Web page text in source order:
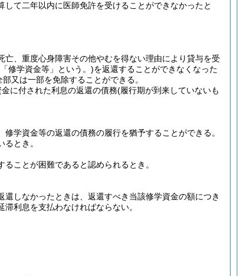
て二年以内に医師免許を受けることができなかったと
亡、重度心身障害その他やむを得ない理由により貸与を受
修学資金等」という。)を返還することができなくなった
部又は一部を免除することができる。
に付された利息の返還の債務(履行期が到来していないも
学資金等の返還の債務の履行を猶予することができる。
とき。
ことが困難であると認められるとき。
しなかったときは、返還すべき当該修学資金の額につき
利息を支払わなければならない。